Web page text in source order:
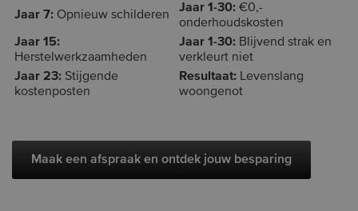
Jaar 7: Opnieuw schilderen
Jaar 1-30: €0,-
onderhoudskosten
Jaar 15:
Herstelwerkzaamheden
Jaar 1-30: Blijvend strak en
verkleurt niet
Jaar 23: Stijgende
kostenposten
Resultaat: Levenslang
woongenot
Maak een afspraak en ontdek jouw besparing